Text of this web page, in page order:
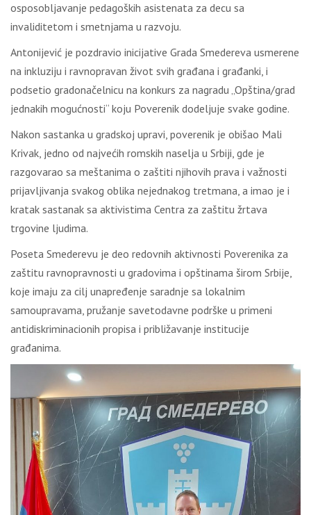
osposobljavanje pedagoških asistenata za decu sa
invaliditetom i smetnjama u razvoju.
Antonijević je pozdravio inicijative Grada Smedereva usmerene
na inkluziju i ravnopravan život svih građana i građanki, i
podsetio gradonačelnicu na konkurs za nagradu „Opština/grad
jednakih mogućnosti“ koju Poverenik dodeljuje svake godine.
Nakon sastanka u gradskoj upravi, poverenik je obišao Mali
Krivak, jedno od najvećih romskih naselja u Srbiji, gde je
razgovarao sa meštanima o zaštiti njihovih prava i važnosti
prijavljivanja svakog oblika nejednakog tretmana, a imao je i
kratak sastanak sa aktivistima Centra za zaštitu žrtava
trgovine ljudima.
Poseta Smederevu je deo redovnih aktivnosti Poverenika za
zaštitu ravnopravnosti u gradovima i opštinama širom Srbije,
koje imaju za cilj unapređenje saradnje sa lokalnim
samoupravama, pružanje savetodavne podrške u primeni
antidiskriminacionih propisa i približavanje institucije
građanima.